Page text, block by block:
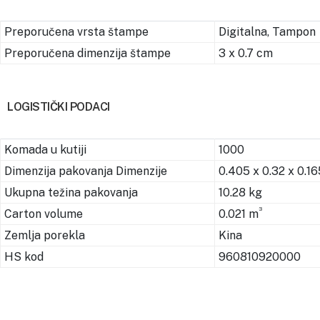
Preporučena vrsta štampe
Digitalna, Tampon
Preporučena dimenzija štampe
3 x 0.7 cm
LOGISTIČKI PODACI
Komada u kutiji
1000
Dimenzija pakovanja Dimenzije
0.405 x 0.32 x
Ukupna težina pakovanja
10.28 kg
Carton volume
0.021 m3
Zemlja porekla
Kina
HS kod
960810920000